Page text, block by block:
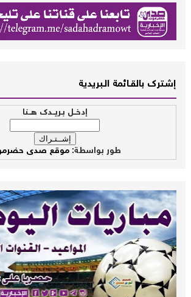
إشــترك بالقـــائمة الــبريدية
إدخــل بـريــدك هــنا
طور بواسطة:موقع صدى حضرموت